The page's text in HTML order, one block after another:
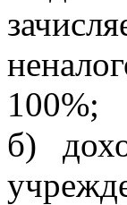
100%;
б)